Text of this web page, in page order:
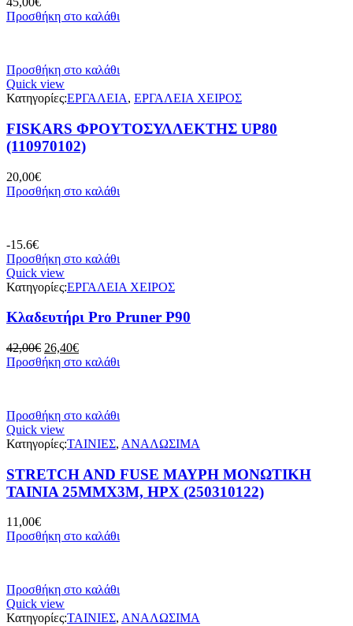
Προσθήκη στο καλάθι
Προσθήκη στο καλάθι
Quick view
Κατηγορίες:ΕΡΓΑΛΕΙΑ, ΕΡΓΑΛΕΙΑ ΧΕΙΡΟΣ
FISKARS ΦΡΟΥΤΟΣΥΛΛΕΚΤΗΣ UP80
(110970102)
20,00€
Προσθήκη στο καλάθι
-15.6€
Προσθήκη στο καλάθι
Quick view
Κατηγορίες:ΕΡΓΑΛΕΙΑ ΧΕΙΡΟΣ
Κλαδευτήρι Pro Pruner P90
42,00€ Original
price
26,40€Η
τρέχουσα
Προσθήκη στο καλάθι
Προσθήκη στο καλάθι
Quick view
Κατηγορίες:ΤΑΙΝΙΕΣ, ΑΝΑΛΩΣΙΜΑ
STRETCH AND FUSE ΜΑΥΡΗ ΜΟΝΩΤΙΚΗ
ΤΑΙΝΙΑ 25MMX3M, HPX (250310122)
11,00€
Προσθήκη στο καλάθι
Προσθήκη στο καλάθι
Quick view
Κατηγορίες:ΤΑΙΝΙΕΣ, ΑΝΑΛΩΣΙΜΑ